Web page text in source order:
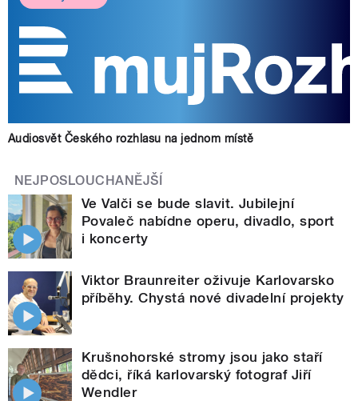
Audiosvět Českého rozhlasu na jednom místě
NEJPOSLOUCHANĚJŠÍ
Ve Valči se bude slavit. Jubilejní
Povaleč nabídne operu, divadlo, sport
i koncerty
Viktor Braunreiter oživuje Karlovarsko
příběhy. Chystá nové divadelní projekty
Krušnohorské stromy jsou jako staří
dědci, říká karlovarský fotograf Jiří
Wendler